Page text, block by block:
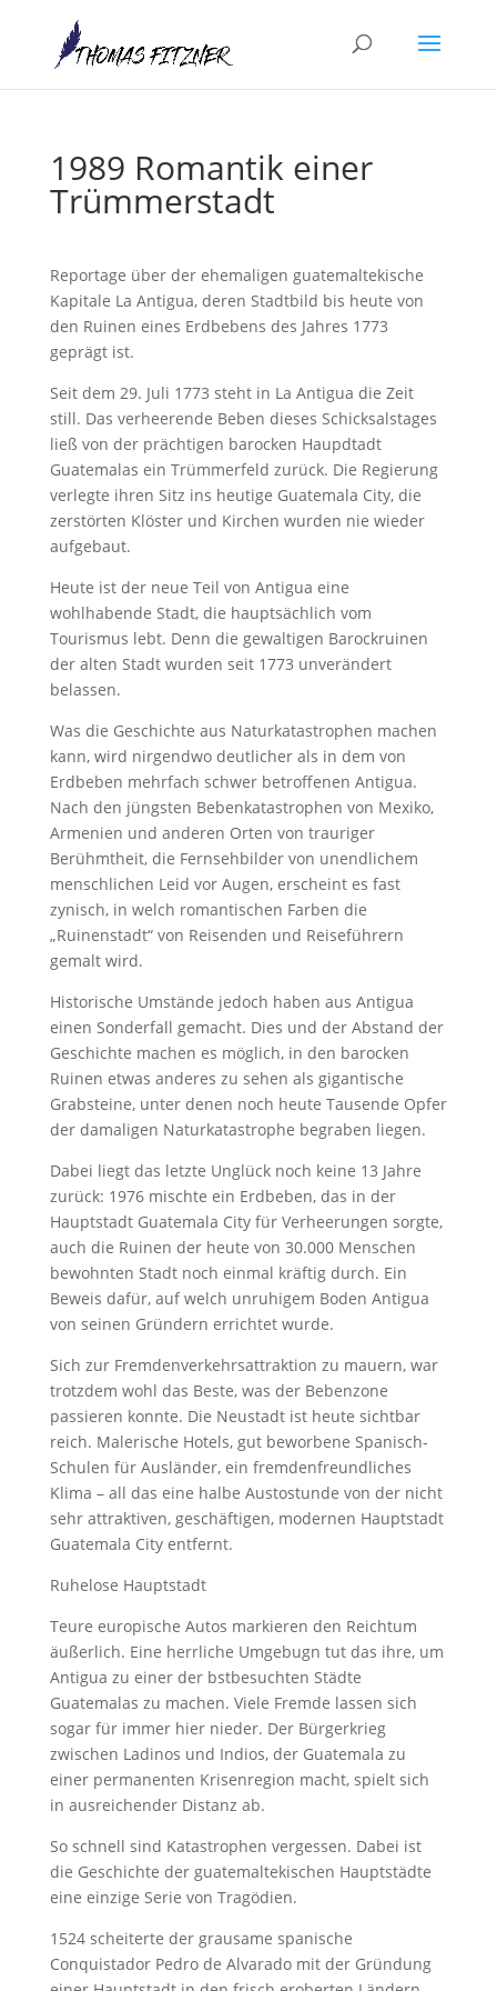
1989 Romantik einer
Trümmerstadt
Reportage über der ehemaligen guatemaltekische
Kapitale La Antigua, deren Stadtbild bis heute von
den Ruinen eines Erdbebens des Jahres 1773
geprägt ist.
Seit dem 29. Juli 1773 steht in La Antigua die Zeit
still. Das verheerende Beben dieses Schicksalstages
ließ von der prächtigen barocken Haupdtadt
Guatemalas ein Trümmerfeld zurück. Die Regierung
verlegte ihren Sitz ins heutige Guatemala City, die
zerstörten Klöster und Kirchen wurden nie wieder
aufgebaut.
Heute ist der neue Teil von Antigua eine
wohlhabende Stadt, die hauptsächlich vom
Tourismus lebt. Denn die gewaltigen Barockruinen
der alten Stadt wurden seit 1773 unverändert
belassen.
Was die Geschichte aus Naturkatastrophen machen
kann, wird nirgendwo deutlicher als in dem von
Erdbeben mehrfach schwer betroffenen Antigua.
Nach den jüngsten Bebenkatastrophen von Mexiko,
Armenien und anderen Orten von trauriger
Berühmtheit, die Fernsehbilder von unendlichem
menschlichen Leid vor Augen, erscheint es fast
zynisch, in welch romantischen Farben die
„Ruinenstadt“ von Reisenden und Reiseführern
gemalt wird.
Historische Umstände jedoch haben aus Antigua
einen Sonderfall gemacht. Dies und der Abstand der
Geschichte machen es möglich, in den barocken
Ruinen etwas anderes zu sehen als gigantische
Grabsteine, unter denen noch heute Tausende Opfer
der damaligen Naturkatastrophe begraben liegen.
Dabei liegt das letzte Unglück noch keine 13 Jahre
zurück: 1976 mischte ein Erdbeben, das in der
Hauptstadt Guatemala City für Verheerungen sorgte,
auch die Ruinen der heute von 30.000 Menschen
bewohnten Stadt noch einmal kräftig durch. Ein
Beweis dafür, auf welch unruhigem Boden Antigua
von seinen Gründern errichtet wurde.
Sich zur Fremdenverkehrsattraktion zu mauern, war
trotzdem wohl das Beste, was der Bebenzone
passieren konnte. Die Neustadt ist heute sichtbar
reich. Malerische Hotels, gut beworbene Spanisch-
Schulen für Ausländer, ein fremdenfreundliches
Klima – all das eine halbe Austostunde von der nicht
sehr attraktiven, geschäftigen, modernen Hauptstadt
Guatemala City entfernt.
Ruhelose Hauptstadt
Teure europische Autos markieren den Reichtum
äußerlich. Eine herrliche Umgebugn tut das ihre, um
Antigua zu einer der bstbesuchten Städte
Guatemalas zu machen. Viele Fremde lassen sich
sogar für immer hier nieder. Der Bürgerkrieg
zwischen Ladinos und Indios, der Guatemala zu
einer permanenten Krisenregion macht, spielt sich
in ausreichender Distanz ab.
So schnell sind Katastrophen vergessen. Dabei ist
die Geschichte der guatemaltekischen Hauptstädte
eine einzige Serie von Tragödien.
1524 scheiterte der grausame spanische
Conquistador Pedro de Alvarado mit der Gründung